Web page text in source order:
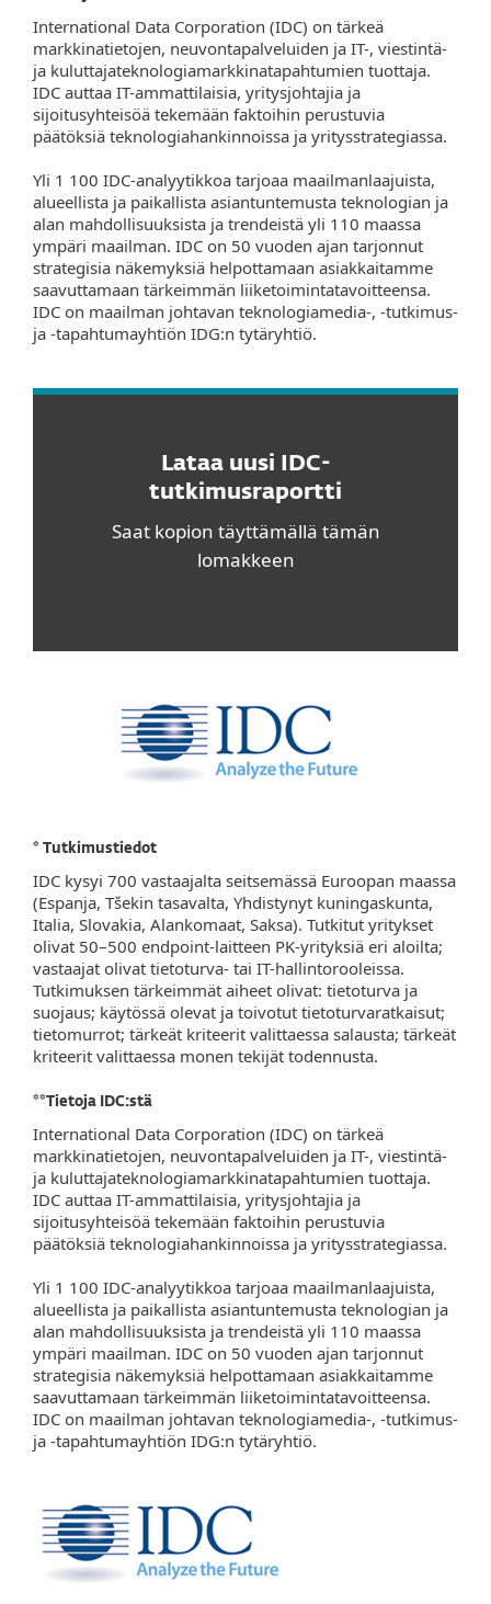
International Data Corporation (IDC) on tärkeä
markkinatietojen, neuvontapalveluiden ja IT-, viestintä-
ja kuluttajateknologiamarkkinatapahtumien tuottaja.
IDC auttaa IT-ammattilaisia, yritysjohtajia ja
sijoitusyhteisöä tekemään faktoihin perustuvia
päätöksiä teknologiahankinnoissa ja yritysstrategiassa.
Yli 1 100 IDC-analyytikkoa tarjoaa maailmanlaajuista,
alueellista ja paikallista asiantuntemusta teknologian ja
alan mahdollisuuksista ja trendeistä yli 110 maassa
ympäri maailman. IDC on 50 vuoden ajan tarjonnut
strategisia näkemyksiä helpottamaan asiakkaitamme
saavuttamaan tärkeimmän liiketoimintatavoitteensa.
IDC on maailman johtavan teknologiamedia-, -tutkimus-
ja -tapahtumayhtiön IDG:n tytäryhtiö.
Lataa uusi IDC-
tutkimusraportti
Saat kopion täyttämällä tämän
lomakkeen
* Tutkimustiedot
IDC kysyi 700 vastaajalta seitsemässä Euroopan maassa
(Espanja, Tšekin tasavalta, Yhdistynyt kuningaskunta,
Italia, Slovakia, Alankomaat, Saksa). Tutkitut yritykset
olivat 50–500 endpoint-laitteen PK-yrityksiä eri aloilta;
vastaajat olivat tietoturva- tai IT-hallintorooleissa.
Tutkimuksen tärkeimmät aiheet olivat: tietoturva ja
suojaus; käytössä olevat ja toivotut tietoturvaratkaisut;
tietomurrot; tärkeät kriteerit valittaessa salausta; tärkeät
kriteerit valittaessa monen tekijät todennusta.
**Tietoja IDC:stä
International Data Corporation (IDC) on tärkeä
markkinatietojen, neuvontapalveluiden ja IT-, viestintä-
ja kuluttajateknologiamarkkinatapahtumien tuottaja.
IDC auttaa IT-ammattilaisia, yritysjohtajia ja
sijoitusyhteisöä tekemään faktoihin perustuvia
päätöksiä teknologiahankinnoissa ja yritysstrategiassa.
Yli 1 100 IDC-analyytikkoa tarjoaa maailmanlaajuista,
alueellista ja paikallista asiantuntemusta teknologian ja
alan mahdollisuuksista ja trendeistä yli 110 maassa
ympäri maailman. IDC on 50 vuoden ajan tarjonnut
strategisia näkemyksiä helpottamaan asiakkaitamme
saavuttamaan tärkeimmän liiketoimintatavoitteensa.
IDC on maailman johtavan teknologiamedia-, -tutkimus-
ja -tapahtumayhtiön IDG:n tytäryhtiö.